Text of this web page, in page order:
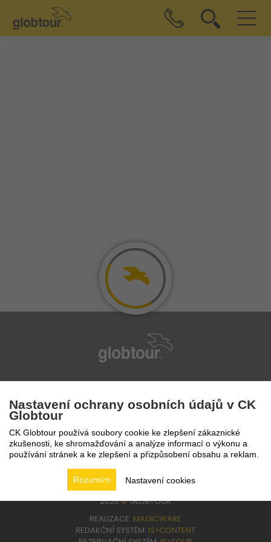
224 94 82 41
2026©GLOBTOUR
REALIZACE: MAGICWARE
REDAKČNÍ SYSTÉM: IS>CONTENT
Nastavení ochrany osobních údajů v CK
Globtour
CK Globtour používá soubory cookie ke zlepšení zákaznické
zkušenosti, ke shromažďování a analýze informací o výkonu a
používání stránek a ke zlepšení a přizpůsobení obsahu a reklam.
Nastavení cookies
Rozumím